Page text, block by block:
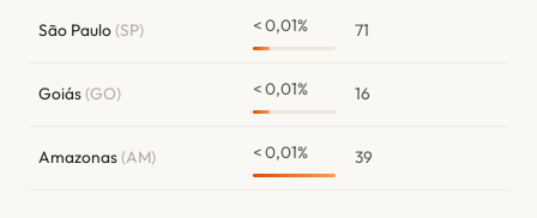
São Paulo(SP) < 0,01% 71
Goiás(GO) < 0,01% 16
Amazonas(AM) < 0,01% 39